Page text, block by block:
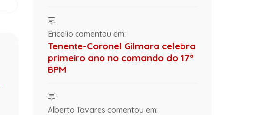
Ericelio comentou em:
Tenente-Coronel Gilmara celebra
primeiro ano no comando do 17º
BPM
Alberto Tavares comentou em: